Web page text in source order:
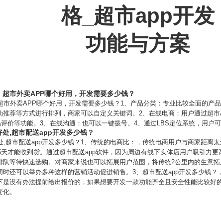
格_超市app开发
功能与方案
市外卖APP哪个好用，开发需要多少钱？
市外卖APP哪个好用，开发需要多少钱？1、产品分类：专业比较全面的产
荐等方式进行排列，商家可以自定义关键词。2、在线电商：用户通过超
价等功能。3、在线沟通：也可以一键拨号。4、通过LBS定位系统，用户
,超市配送app开发多少钱？
,超市配送app开发多少钱？1、传统的电商比：，传统电商用户与商家距离
才能收到货。通过超市配送app软件，因为周边有线下实体店用户吸引力
队等待快速选购。对商家来说也可以拓展用户范围，将传统2公里内的生意
还可以举办多种这样的营销活动促进销售。3、超市配送app开发多少钱
没有办法提前给出报价的，如果想要开发一款功能齐全且安全性能比较好
。